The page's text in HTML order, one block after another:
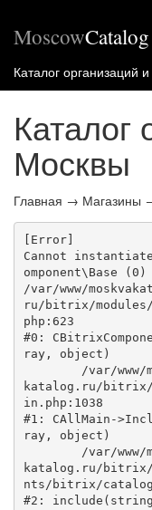
MoscowCatalog
Каталог организаций
Каталог
Москвы
Главная → Магазины
[Error]
Cannot
omponent\Base (0)
/var/www/
ru/bitrix/modules/
php:623
#0:
ray, object)
katalog.ru/bitrix/
in.php:1038
#1: CAllMain-
ray, object)
katalog.ru/bitrix/
nts/bitrix/
#2: